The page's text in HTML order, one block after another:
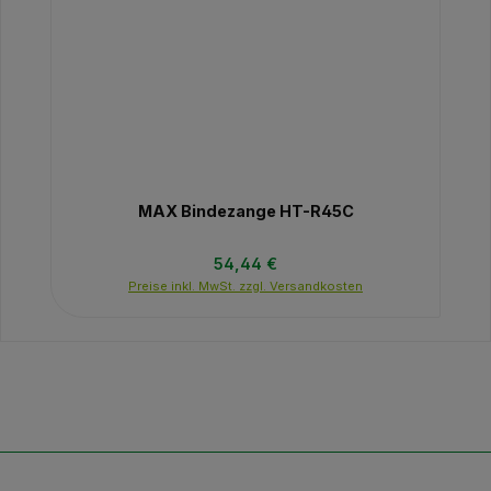
MAX Bindezange HT-R45C
Regulärer Preis:
54,44 €
Preise inkl. MwSt. zzgl. Versandkosten